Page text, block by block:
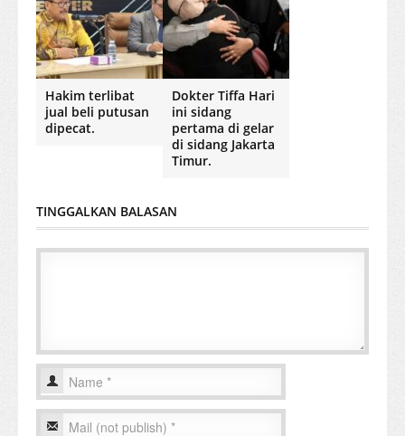
Hakim terlibat
jual beli putusan
dipecat.
Dokter Tiffa Hari
ini sidang
pertama di gelar
di sidang Jakarta
Timur.
TINGGALKAN BALASAN